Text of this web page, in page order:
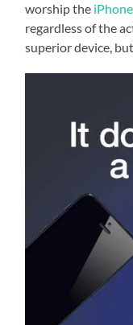
worship the iPhone
regardless of the
superior device,